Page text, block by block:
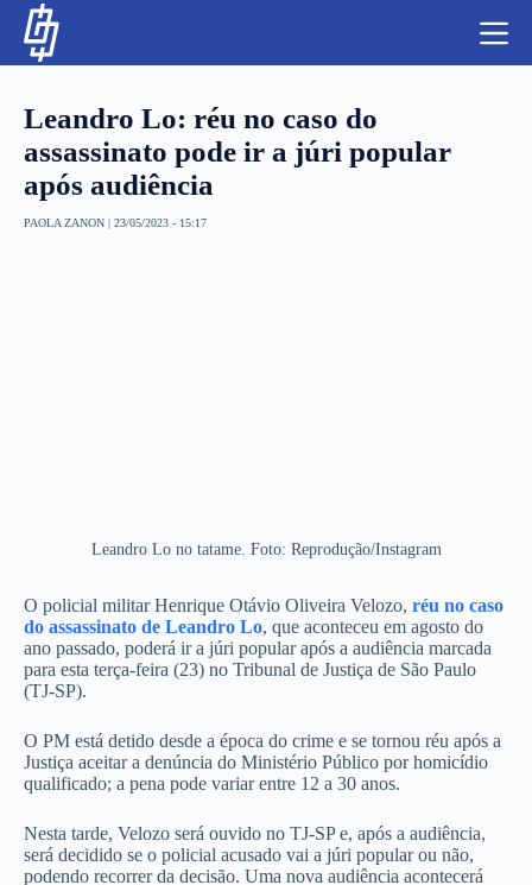
Leandro Lo: réu no caso do
assassinato pode ir a júri popular
após audiência
PAOLA ZANON | 23/05/2023 - 15:17
Leandro Lo no tatame. Foto: Reprodução/Instagram
O policial militar Henrique Otávio Oliveira Velozo, réu no caso
do assassinato de Leandro Lo, que aconteceu em agosto do
ano passado, poderá ir a júri popular após a audiência marcada
para esta terça-feira (23) no Tribunal de Justiça de São Paulo
(TJ-SP).
O PM está detido desde a época do crime e se tornou réu após a
Justiça aceitar a denúncia do Ministério Público por homicídio
qualificado; a pena pode variar entre 12 a 30 anos.
Nesta tarde, Velozo será ouvido no TJ-SP e, após a audiência,
será decidido se o policial acusado vai a júri popular ou não,
podendo recorrer da decisão. Uma nova audiência acontecerá